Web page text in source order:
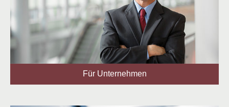
Für Unternehmen